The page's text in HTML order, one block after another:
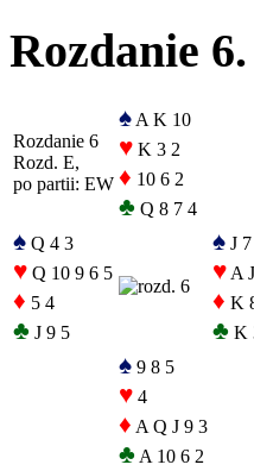
Rozdanie 6.
Rozdanie 6
Rozd. E,
po partii: EW
♠ A K 10
♥ K 3 2
♦ 10 6 2
♣ Q 8 7 4
♠ Q 4 3
♥ Q 10 9 6 5
♦ 5 4
♣ J 9 5
♠ J
♥ A
♦ K
♣ K
♠ 9 8 5
♥ 4
♦ A Q J 9 3
♣ A 10 6 2